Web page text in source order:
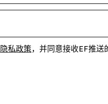
隐私政策，并同意接收EF推送